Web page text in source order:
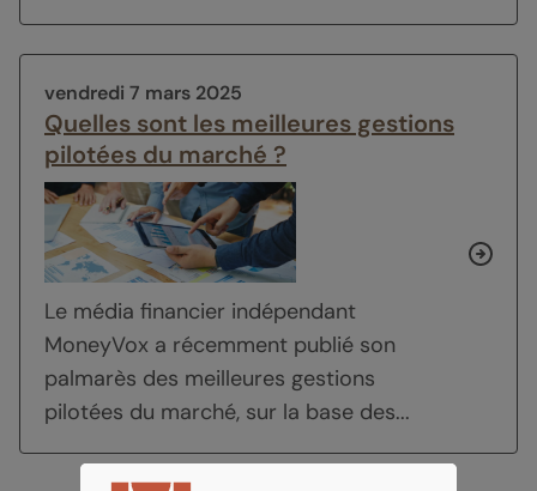
vendredi 7 mars 2025
Quelles sont les meilleures gestions
pilotées du marché ?
Le média financier indépendant
MoneyVox a récemment publié son
palmarès des meilleures gestions
pilotées du marché, sur la base des...